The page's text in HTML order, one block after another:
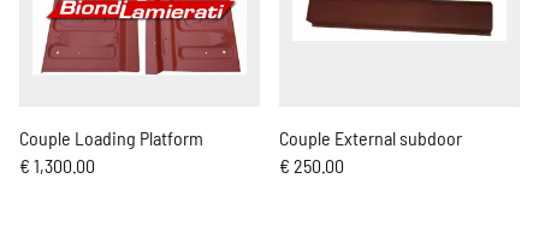
Couple Loading Platform
€ 1,300.00
Couple External subdoor
€ 250.00